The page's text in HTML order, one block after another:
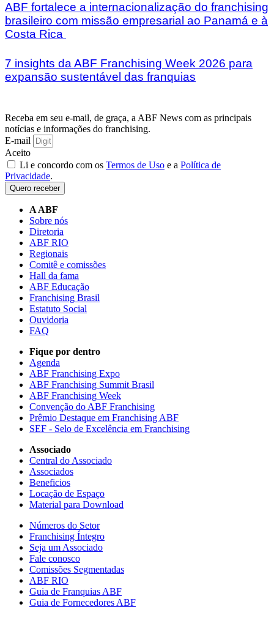
ABF fortalece a internacionalização do franchising
brasileiro com missão empresarial ao Panamá e à
Costa Rica
7 insights da ABF Franchising Week 2026 para
expansão sustentável das franquias
Receba em seu e-mail, de graça, a ABF News com as principais
notícias e informações do franchising.
E-mail
Aceito
Li e concordo com os Termos de Uso e a Política de
Privacidade.
Quero receber
A ABF
Sobre nós
Diretoria
ABF RIO
Regionais
Comitê e comissões
Hall da fama
ABF Educação
Franchising Brasil
Estatuto Social
Ouvidoria
FAQ
Fique por dentro
Agenda
ABF Franchising Expo
ABF Franchising Summit Brasil
ABF Franchising Week
Convenção do ABF Franchising
Prêmio Destaque em Franchising ABF
SEF - Selo de Excelência em Franchising
Associado
Central do Associado
Associados
Beneficios
Locação de Espaço
Material para Download
Números do Setor
Franchising Íntegro
Seja um Associado
Fale conosco
Comissões Segmentadas
ABF RIO
Guia de Franquias ABF
Guia de Fornecedores ABF